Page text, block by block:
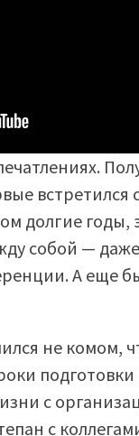
встретился
долгие
собой —
А еще
не комом,
с
с